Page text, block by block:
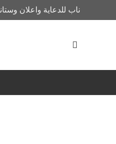
ناب للدعاية واعلان